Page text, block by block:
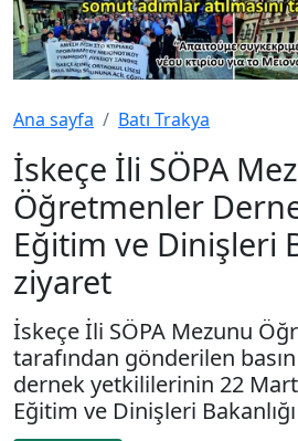
Ana sayfa Batı Trakya
İskeçe İli SÖPA
Öğretmenler
Eğitim ve Dinişleri
ziyaret
İskeçe İli SÖPA Mezunu
tarafından gönderilen
dernek yetkililerinin 22
Eğitim ve Dinişleri Bakanlığı